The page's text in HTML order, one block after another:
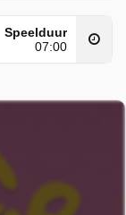
Speelduur
07:00